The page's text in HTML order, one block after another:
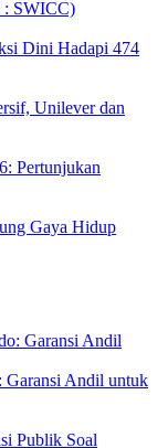
Dini Hadapi 474
Unilever dan
Pertunjukan
Gaya Hidup
Garansi Andil untuk